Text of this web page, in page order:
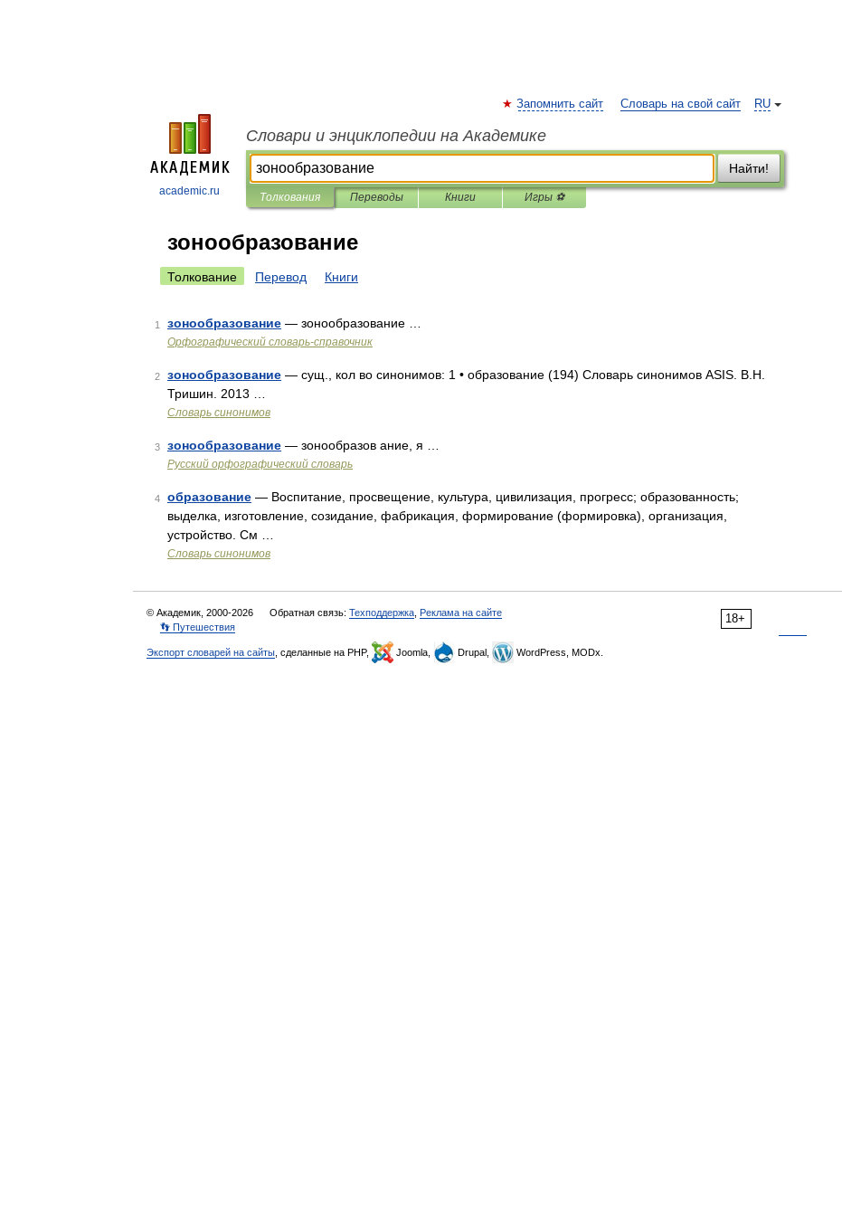
academic.ru
RU
Запомнить сайт Словарь на свой сайт
Словари и энциклопедии на Академике
Найти!
Толкования Переводы Книги Игры ⚽
зонообразование
Толкование Перевод Книги
1 зонообразование — зонообразование …
Орфографический словарь-справочник
2 зонообразование — сущ., кол во синонимов: 1 • образование (194) Словарь синонимов ASIS. В.Н.
Тришин. 2013 …
Словарь синонимов
3 зонообразование — зонообразов ание, я …
Русский орфографический словарь
4 образование — Воспитание, просвещение, культура, цивилизация, прогресс; образованность;
выделка, изготовление, созидание, фабрикация, формирование (формировка), организация,
устройство. См …
Словарь синонимов
18+
© Академик, 2000-2026 Обратная связь: Техподдержка Реклама на сайте
👣 Путешествия
Экспорт словарей на сайты , сделанные на PHP, Joomla, Drupal, WordPress, MODx.